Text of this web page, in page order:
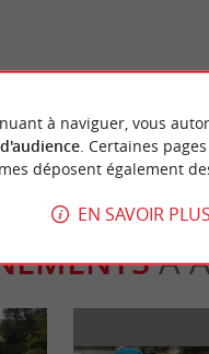
À
à naviguer, vous
. Certaines
déposent également
EN SAVOIR PLUS